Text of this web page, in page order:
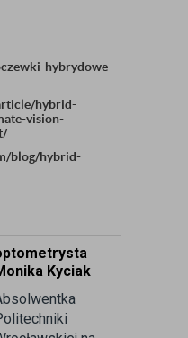
hybrydowe-
hybrid-
vision-
blog/hybrid-
Kyciak